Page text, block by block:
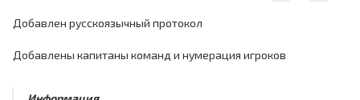
Добавлен русскоязычный протокол
Добавлены капитаны команд и нумерация игроков